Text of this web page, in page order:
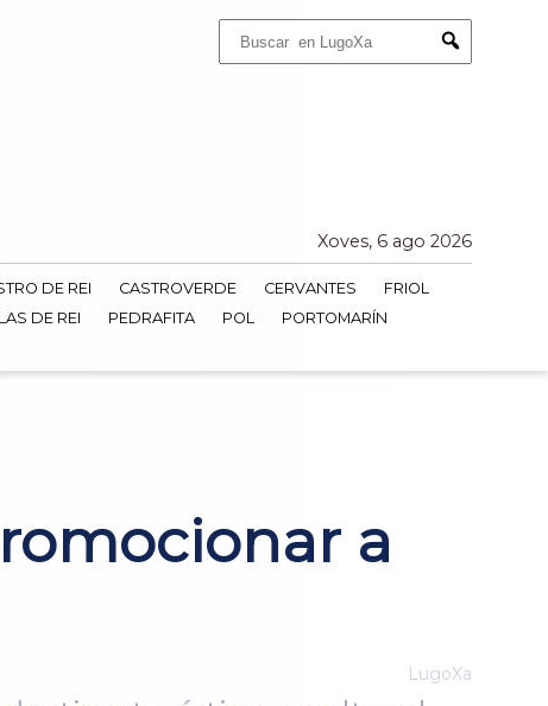
Submit
Xoves, 6 ago 2026
DE REI CASTROVERDE CERVANTES
FRIOL
DE REI PEDRAFITA POL
PORTOMARÍN
a
LugoXa